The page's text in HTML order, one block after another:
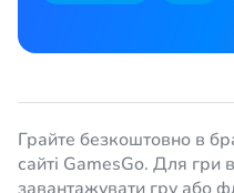
Грайте безкоштовно в
сайті GamesGo. Для гри